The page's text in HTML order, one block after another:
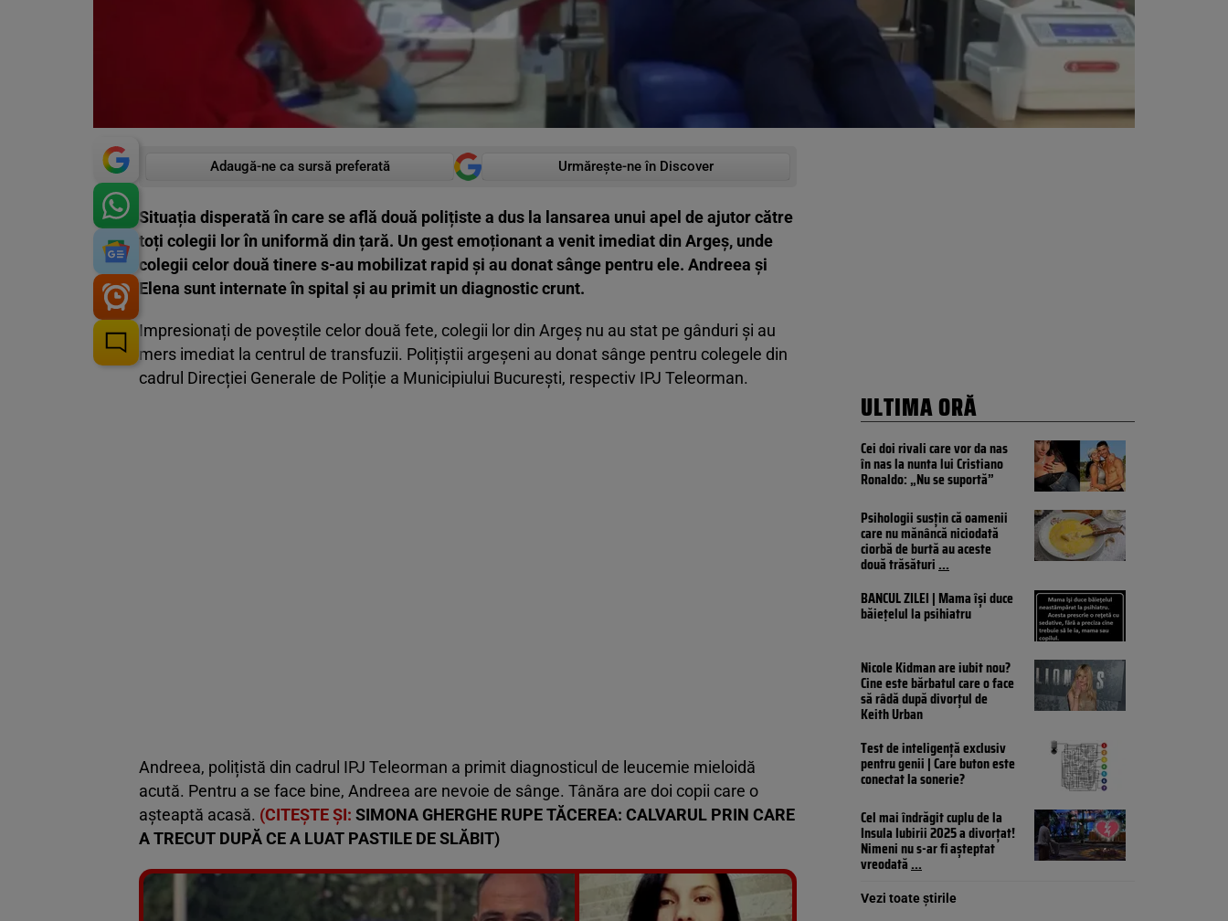
Adaugă-ne ca sursă preferată Urmărește-ne în Discover
Situația disperată în care se află două polițiste a dus la lansarea unui apel de ajutor către
toți colegii lor în uniformă din țară. Un gest emoționant a venit imediat din Argeș, unde
colegii celor două tinere s-au mobilizat rapid și au donat sânge pentru ele. Andreea și
Elena sunt internate în spital și au primit un diagnostic crunt.
Impresionați de poveștile celor două fete, colegii lor din Argeș nu au stat pe gânduri și au
mers imediat la centrul de transfuzii. Polițiștii argeșeni au donat sânge pentru colegele din
cadrul Direcției Generale de Poliție a Municipiului București, respectiv IPJ Teleorman.
Andreea, polițistă din cadrul IPJ Teleorman a primit diagnosticul de leucemie mieloidă
acută. Pentru a se face bine, Andreea are nevoie de sânge. Tânăra are doi copii care o
așteaptă acasă. (CITEȘTE ȘI: SIMONA GHERGHE RUPE TĂCEREA: CALVARUL PRIN CARE
A TRECUT DUPĂ CE A LUAT PASTILE DE SLĂBIT)
ULTIMA ORĂ
Cei doi rivali care vor da nas
în nas la nunta lui Cristiano
Ronaldo: „Nu se suportă”
Psihologii susțin că oamenii
care nu mănâncă niciodată
ciorbă de burtă au aceste
două trăsături...
BANCUL ZILEI | Mama își duce
băiețelul la psihiatru
Nicole Kidman are iubit nou?
Cine este bărbatul care o face
să râdă după divorțul de
Keith Urban
Test de inteligență exclusiv
pentru genii | Care buton este
conectat la sonerie?
Cel mai îndrăgit cuplu de la
Insula Iubirii 2025 a divorțat!
Nimeni nu s-ar fi așteptat
vreodată...
Vezi toate știrile